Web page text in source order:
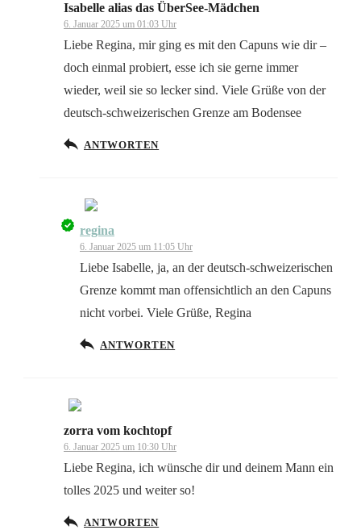
Das „Echte-Person“-Abzeichen!
Anti-Spam von CleanTalk
Isabelle alias das ÜberSee-Mädchen
6. Januar 2025 um 01:03 Uhr
Liebe Regina, mir ging es mit den Capuns wie dir –
doch einmal probiert, esse ich sie gerne immer
wieder, weil sie so lecker sind. Viele Grüße von der
deutsch-schweizerischen Grenze am Bodensee
ANTWORTEN
Das „Echte-Person“-Abzeichen!
Anti-Spam von CleanTalk
regina
6. Januar 2025 um 11:05 Uhr
Liebe Isabelle, ja, an der deutsch-schweizerischen
Grenze kommt man offensichtlich an den Capuns
nicht vorbei. Viele Grüße, Regina
ANTWORTEN
Das „Echte-Person“-Abzeichen!
zorra vom kochtopf
6. Januar 2025 um 10:30 Uhr
Liebe Regina, ich wünsche dir und deinem Mann ein
tolles 2025 und weiter so!
ANTWORTEN